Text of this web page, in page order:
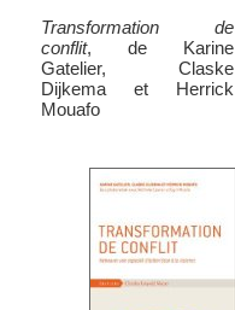
Transformation de
conflit, de Karine
Gatelier, Claske
Dijkema et Herrick
Mouafo